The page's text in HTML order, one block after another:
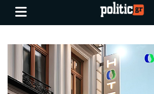
Skip
Ειδήσεις απο
Θεσσαλονίκη, την
όλο τον
politic.gr